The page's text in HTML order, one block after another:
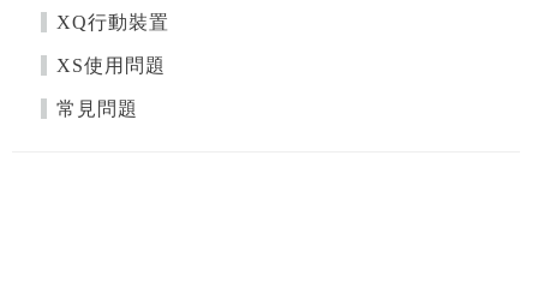
XQ行動裝置
XS使用問題
常見問題